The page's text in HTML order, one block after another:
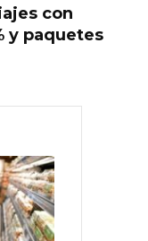
con
y paquetes